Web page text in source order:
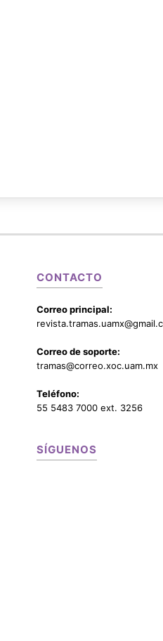
CONTACTO
Correo principal:
Correo de soporte:
tramas@correo.xoc.uam.mx
Teléfono:
55 5483 7000 ext. 3256
SÍGUENOS